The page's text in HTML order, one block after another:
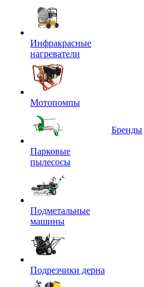
Инфракрасные
нагреватели
Мотопомпы
Парковые
пылесосы
Подметальные
машины
Подрезчики дерна
Бренды